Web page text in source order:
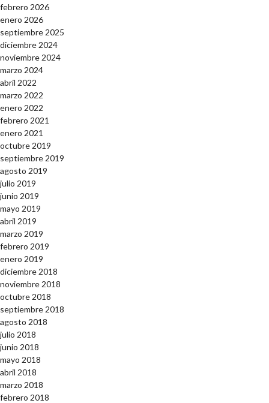
febrero 2026
enero 2026
septiembre 2025
diciembre 2024
noviembre 2024
marzo 2024
abril 2022
marzo 2022
enero 2022
febrero 2021
enero 2021
octubre 2019
septiembre 2019
agosto 2019
julio 2019
junio 2019
mayo 2019
abril 2019
marzo 2019
febrero 2019
enero 2019
diciembre 2018
noviembre 2018
octubre 2018
septiembre 2018
agosto 2018
julio 2018
junio 2018
mayo 2018
abril 2018
marzo 2018
febrero 2018